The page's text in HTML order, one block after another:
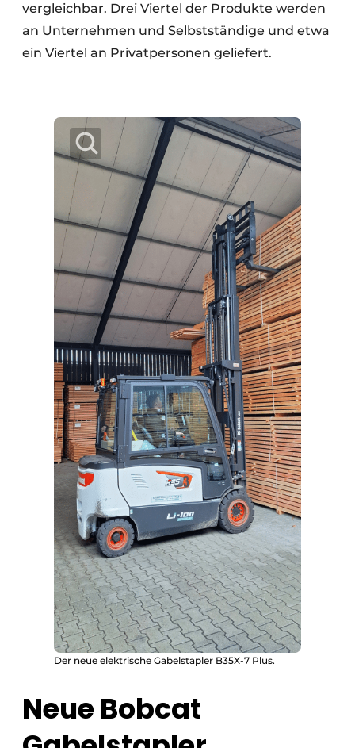
vergleichbar. Drei Viertel der Produkte werden
an Unternehmen und Selbstständige und etwa
ein Viertel an Privatpersonen geliefert.
Der neue elektrische Gabelstapler B35X-7 Plus.
Neue Bobcat